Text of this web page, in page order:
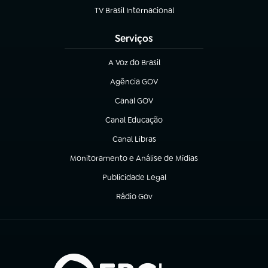
TV Brasil Internacional
(abre em nova aba)
Serviços
A Voz do Brasil
(abre em nova aba)
Agência GOV
(abre em nova aba)
Canal GOV
(abre em nova aba)
Canal Educação
(abre em nova aba)
Canal Libras
(abre em nova aba)
Monitoramento e Análise de Mídias
(abre em nova aba)
Publicidade Legal
(abre em nova aba)
Rádio Gov
(abre em nova aba)